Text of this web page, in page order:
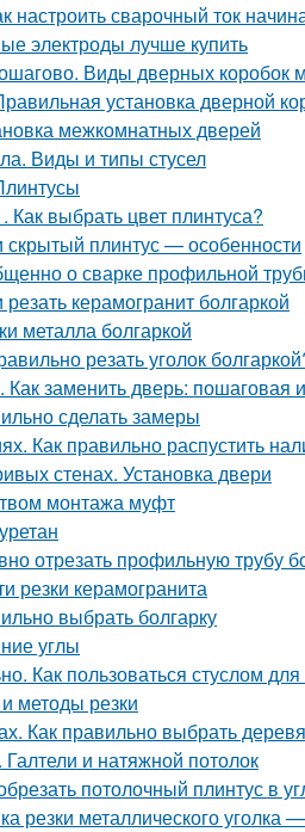
настроить сварочный ток
электроды лучше купить
Виды дверных коробок
установка дверной
межкомнатных дверей
Виды и типы стусел
выбрать цвет плинтуса?
плинтус — особенности
о сварке профильной
керамогранит болгаркой
металла болгаркой
резать уголок
заменить дверь: пошаговая
сделать замеры
Как правильно распустить
стенах. Установка двери
монтажа муфт
отрезать профильную трубу
резки керамогранита
выбрать болгарку
углы
Как пользоваться стуслом
методы резки
Как правильно выбрать
и натяжной потолок
потолочный плинтус в
резки металлического уголка